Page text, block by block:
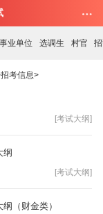
业单位 选调生 村官
招考信息>
[考试大纲]
纲
[考试大纲]
（财金类）